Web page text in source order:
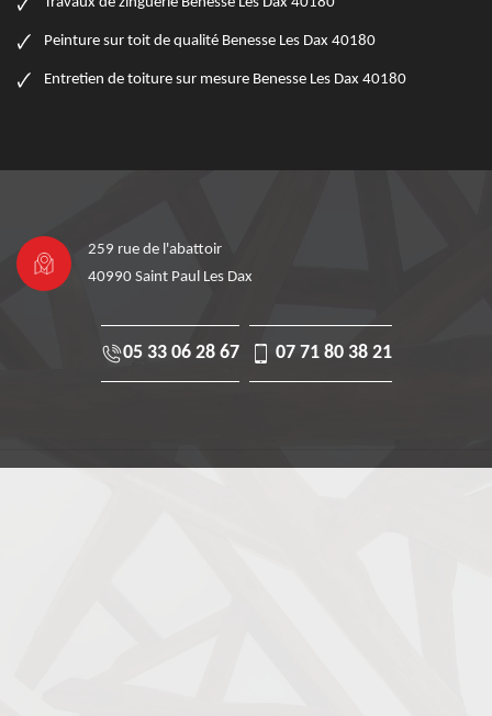
Peinture sur toit de qualité Benesse Les Dax 40180
Entretien de toiture sur mesure Benesse Les Dax 40180
259 rue de l'abattoir
40990 Saint Paul Les Dax
05 33 06 28 67 07 71 80 38 21